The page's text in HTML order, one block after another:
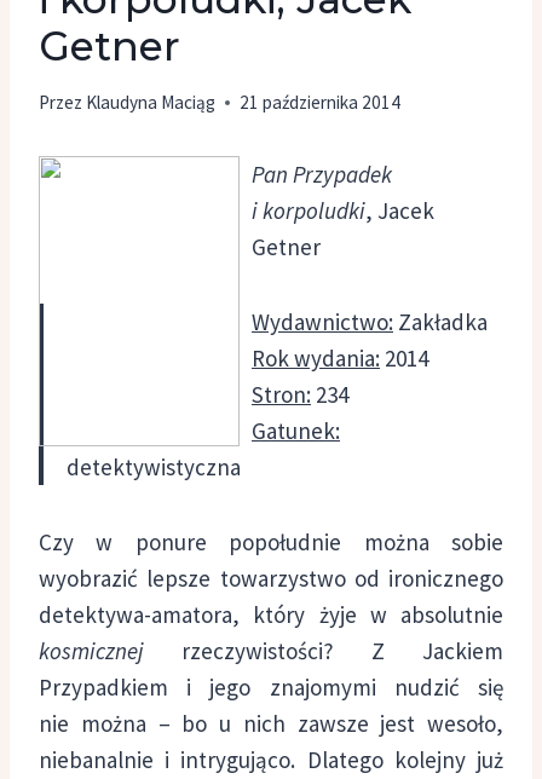
Getner
Przez Klaudyna Maciąg 21 października 2014
Pan Przypadek
i korpoludki, Jacek
Getner
Wydawnictwo: Zakładka
Rok wydania: 2014
Stron: 234
Gatunek:
detektywistyczna
Czy w ponure popołudnie można sobie
wyobrazić lepsze towarzystwo od ironicznego
detektywa-amatora, który żyje w absolutnie
kosmicznej rzeczywistości? Z Jackiem
Przypadkiem i jego znajomymi nudzić się
nie można – bo u nich zawsze jest wesoło,
niebanalnie i intrygująco. Dlatego kolejny już